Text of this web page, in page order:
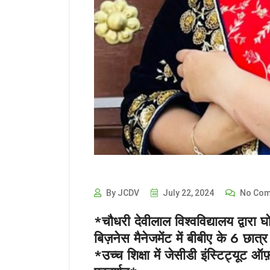
By JCDV July 22, 2024 No
*चौधरी देवीलाल विश्वविद्यालय
बिज़नेस मैनेजमेंट में बीबीए के 6 छात्र
*उच्च शिक्षा में जेसीडी इंस्टिट्यूट